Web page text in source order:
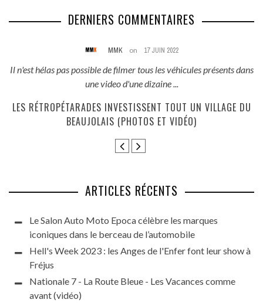
DERNIERS COMMENTAIRES
MMK on 17 JUIN 2022
Il n'est hélas pas possible de filmer tous les véhicules présents dans
une video d'une dizaine ...
LES RÉTROPÉTARADES INVESTISSENT TOUT UN VILLAGE DU
BEAUJOLAIS (PHOTOS ET VIDÉO)
ARTICLES RÉCENTS
Le Salon Auto Moto Epoca célèbre les marques
iconiques dans le berceau de l’automobile
Hell's Week 2023 : les Anges de l'Enfer font leur show à
Fréjus
Nationale 7 - La Route Bleue - Les Vacances comme
avant (vidéo)